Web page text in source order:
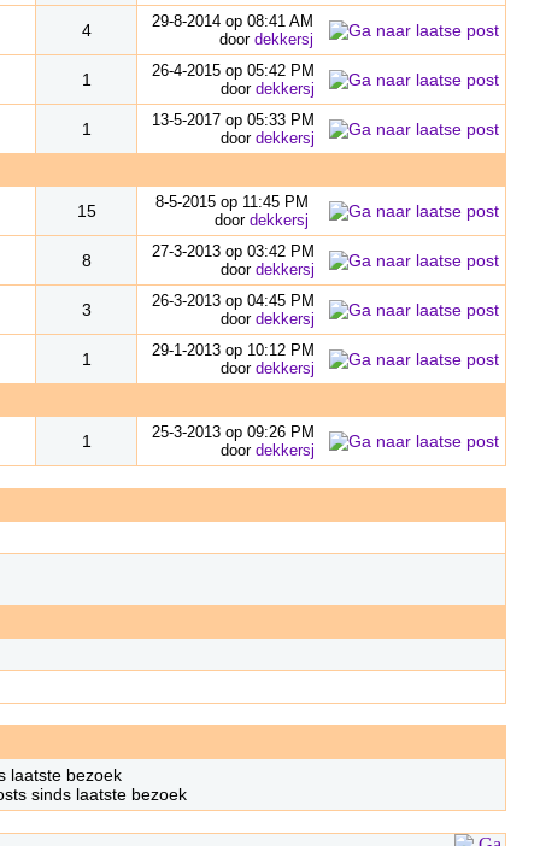
4
29-8-2014 op 08:41 AM
door dekkersj
1
26-4-2015 op 05:42 PM
door dekkersj
1
13-5-2017 op 05:33 PM
door dekkersj
15
8-5-2015 op 11:45 PM
door dekkersj
8
27-3-2013 op 03:42 PM
door dekkersj
3
26-3-2013 op 04:45 PM
door dekkersj
1
29-1-2013 op 10:12 PM
door dekkersj
1
25-3-2013 op 09:26 PM
door dekkersj
laatste bezoek
sinds laatste bezoek